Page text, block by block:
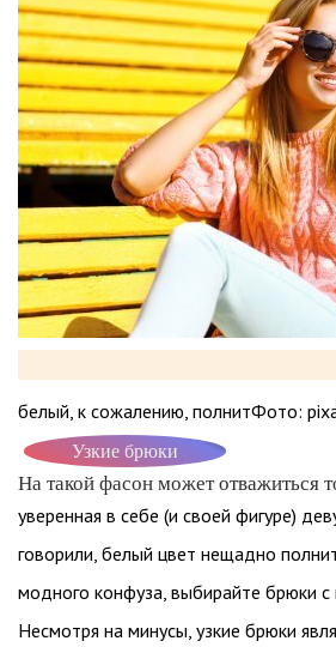
белый, к сожалению, полнитФото:
Узкие брюки
На такой фасон может отважиться
уверенная в себе (и своей фигуре)
говорили, белый цвет нещадно
модного конфуза, выбирайте брюки с
Несмотря на минусы, узкие брюки